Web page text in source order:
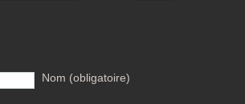
Nom (obligatoire)